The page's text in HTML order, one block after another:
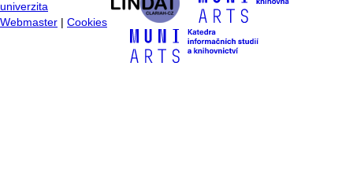
univerzita
Webmaster
Cookies